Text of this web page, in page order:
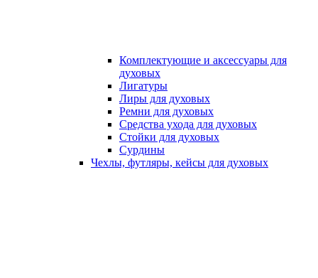
Комплектующие и аксессуары для
духовых
Лигатуры
Лиры для духовых
Ремни для духовых
Средства ухода для духовых
Стойки для духовых
Сурдины
Чехлы, футляры, кейсы для духовых